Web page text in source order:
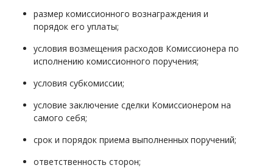
размер комиссионного вознаграждения и
порядок его уплаты;
условия возмещения расходов Комиссионера по
исполнению комиссионного поручения;
условия субкомиссии;
условие заключение сделки Комиссионером на
самого себя;
срок и порядок приема выполненных поручений;
ответственность сторон;